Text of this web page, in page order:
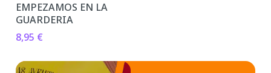
EMPEZAMOS EN LA
GUARDERIA
8,95 €